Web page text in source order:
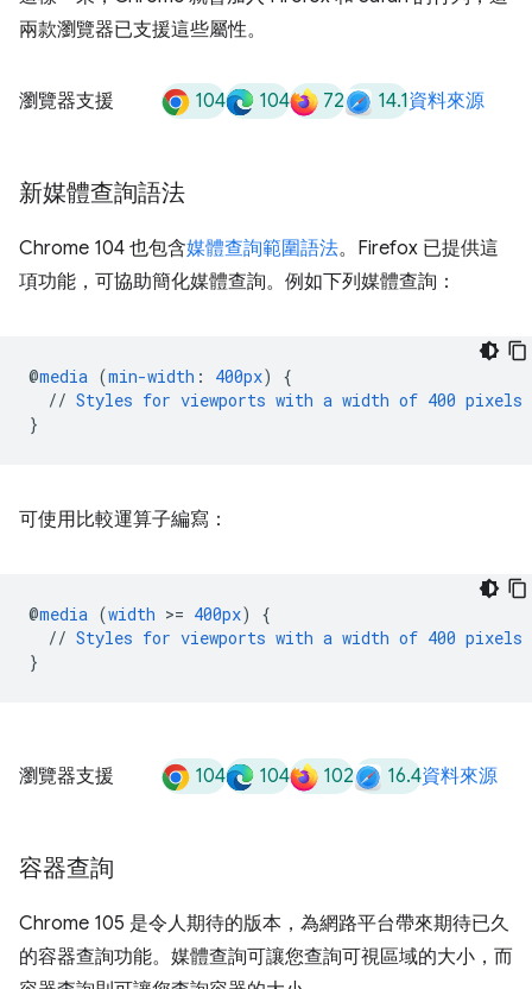
兩款瀏覽器已支援這些屬性。
瀏覽器支援 104 104 72 14.1資料來源
新媒體查詢語法
Chrome 104 也包含媒體查詢範圍語法。Firefox 已提供這
項功能，可協助簡化媒體查詢。例如下列媒體查詢：
@media (min-width : 400px)
{
// Styles for viewports with a width of 400 pixels
}
可使用比較運算子編寫：
@media (width >= 400px)
{
// Styles for viewports with a width of 400 pixels
}
瀏覽器支援 104 104 102 16.4資料來源
容器查詢
Chrome 105 是令人期待的版本，為網路平台帶來期待已久
的容器查詢功能。媒體查詢可讓您查詢可視區域的大小，而